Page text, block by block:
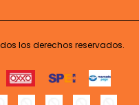
los derechos reservados.